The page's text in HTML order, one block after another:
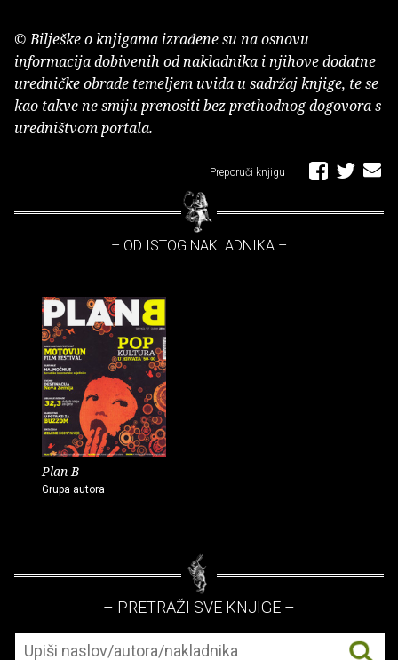
© Bilješke o knjigama izrađene su na osnovu
informacija dobivenih od nakladnika i njihove dodatne
uredničke obrade temeljem uvida u sadržaj knjige, te se
kao takve ne smiju prenositi bez prethodnog dogovora s
uredništvom portala.
Preporuči knjigu
– OD ISTOG NAKLADNIKA –
Plan B
Grupa autora
– PRETRAŽI SVE KNJIGE –